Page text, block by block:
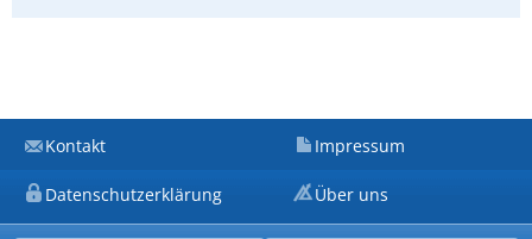
Kontakt Impressum
Datenschutzerklärung Über uns